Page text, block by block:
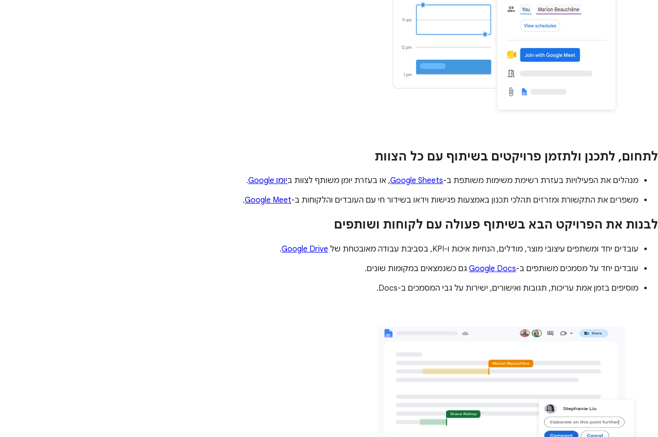
לתחום, לתכנן ולתזמן פרויקטים בשיתוף עם כל הצוות
מנהלים את הפעילויות בעזרת רשימת משימות משותפת ב-Google Sheets, או בעזרת יומן משותף לצוות ביומן Google
.
משפרים את התקשורת ומזרזים תהלכי תכנון באמצעות פגישות וידאו בשידור חי עם העובדים והלקוחות ב-Google Meet
.
לבנות את הפרויקט הבא בשיתוף פעולה עם לקוחות ושותפים
עובדים יחד ומשתפים עיצובי מוצר, מודלים, הנחיות איכות ו-KPI, בסביבת עבודה מאובטחת של Google Drive
.
עובדים יחד על מסמכים משותפים ב-Google Docs גם כשנמצאים במקומות שונים.
מוסיפים בזמן אמת עריכות, תגובות ואישורים, ישירות על גבי המסמכים ב-Docs.